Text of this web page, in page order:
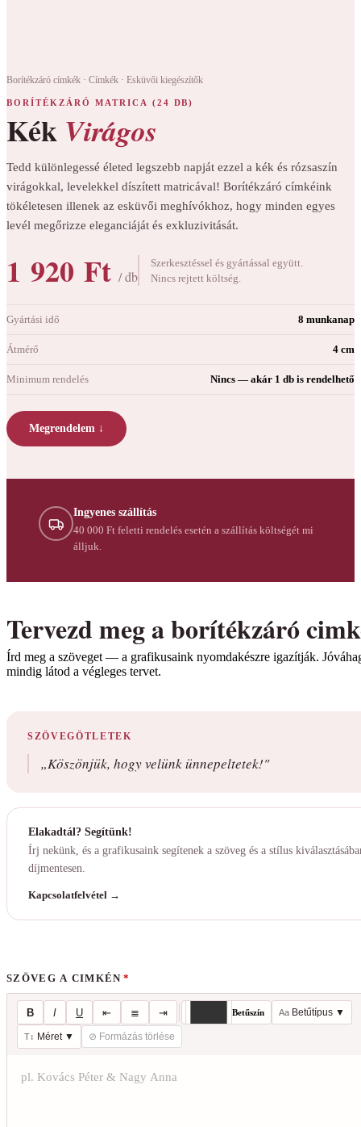
Borítékzáró címkék · Címkék · Esküvői kiegészítők
BORÍTÉKZÁRÓ MATRICA (24 DB)
Kék Virágos
Tedd különlegessé életed legszebb napját ezzel a kék és rózsaszín
virágokkal, levelekkel díszített matricával! Borítékzáró címkéink
tökéletesen illenek az esküvői meghívókhoz, hogy minden egyes
levél megőrizze eleganciáját és exkluzivitását.
1 920 Ft / db
Szerkesztéssel és gyártással együtt.
Nincs rejtett költség.
Gyártási idő 8 munkanap
Átmérő 4 cm
Minimum rendelés Nincs — akár 1 db is rendelhető
Megrendelem ↓
Ingyenes szállítás
40 000 Ft feletti rendelés esetén a szállítás költségét mi
álljuk.
Tervezd meg a borítékzáró
Írd meg a szöveget — a grafikusaink nyomdakészre igazítják.
mindig látod a végleges tervet.
SZÖVEGÖTLETEK
„Köszönjük, hogy velünk ünnepeltetek!"
Elakadtál? Segítünk!
Írj nekünk, és a grafikusaink segítenek a szöveg és a stílus
díjmentesen.
Kapcsolatfelvétel →
SZÖVEG A CIMKÉN *
B I U ⇤ ≣ ⇥ Betűszín Aa Betűtípus ▼
T↕ Méret ▼ ⊘ Formázás törlése